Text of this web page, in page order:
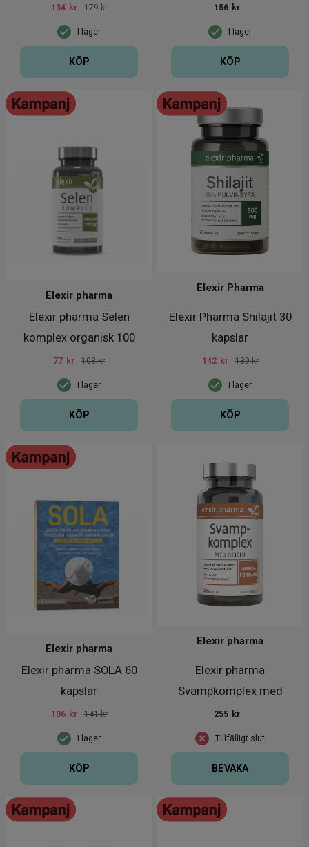
I lager
134 kr 179 kr
KÖP
tabletter
I lager
156 kr
KÖP
Elexir pharma Selen
komplex organisk 100
kapslar
Elexir pharma
I lager
77 kr 103 kr
KÖP
Elexir Pharma Shilajit 30
kapslar
Elexir Pharma
I lager
142 kr 189 kr
KÖP
Elexir pharma SOLA 60
kapslar
Elexir pharma
I lager
106 kr 141 kr
KÖP
Elexir pharma
Svampkomplex med
Reishi 60 kapslar
Elexir pharma
Tillfälligt slut
255 kr
BEVAKA